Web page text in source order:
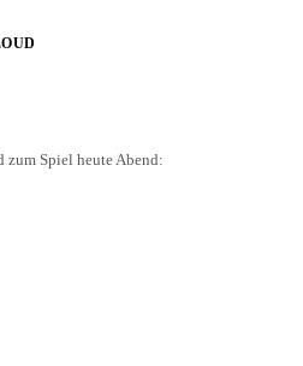
zum Spiel heute Abend: